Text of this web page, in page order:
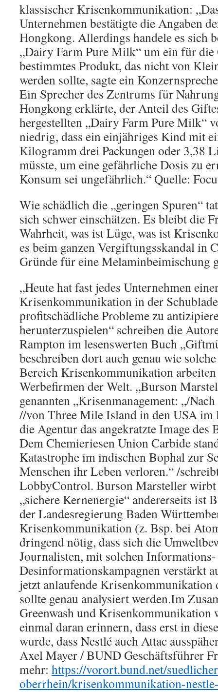
klassischer Krisenkommunikation:
Unternehmen bestätigte die Angaben
Hongkong. Allerdings handele es sich
„Dairy Farm Pure Milk“ um ein für die
bestimmtes Produkt, das nicht von
werden sollte, sagte ein
Ein Sprecher des Zentrums für
Hongkong erklärte, der Anteil des
hergestellten „Dairy Farm Pure Milk“
niedrig, dass ein einjähriges Kind mit
Kilogramm drei Packungen oder 3,38
müsste, um eine gefährliche Dosis zu
Konsum sei ungefährlich.“ Quelle:
Wie schädlich die „geringen Spuren“
sich schwer einschätzen. Es bleibt die
Wahrheit, was ist Lüge, was ist
es beim ganzen Vergiftungsskandal in
Gründe für eine Melaminbeimischung
„Heute hat fast jedes Unternehmen
Krisenkommunikation in der
profitschädliche Probleme zu
herunterzuspielen“ schreiben die
Rampton im lesenswerten Buch
beschreiben dort auch genau wie
Bereich Krisenkommunikation
Werbefirmen der Welt. „Burson
genannten „Krisenmanagement: „/
//von Three Mile Island in den USA
die Agentur das angekratzte Image des
Dem Chemieriesen Union Carbide
Katastrophe im indischen Bophal zur
Menschen ihr Leben verloren.“ /
LobbyControl. Burson Marsteller
„sichere Kernenergie“ andererseits ist
der Landesregierung Baden
Krisenkommunikation (z. Bsp. bei
dringend nötig, dass sich die
Journalisten, mit solchen
Desinformationskampagnen verstärkt
jetzt anlaufende Krisenkommunikation
sollte genau analysiert werden.Im
Greenwash und Krisenkommunikation
einmal daran erinnern, dass erst in
wurde, dass Nestlé auch Attac
Axel Mayer / BUND Geschäftsführer
mehr: https://vorort.bund.net/
oberrhein/krisenkommunikation-